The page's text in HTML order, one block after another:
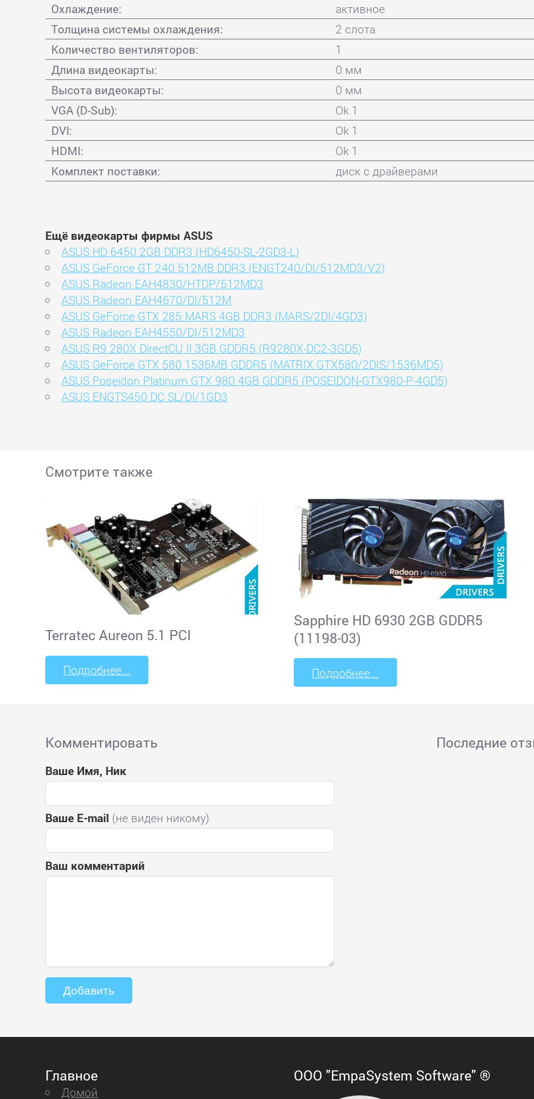
Охлаждение:
активное
Толщина системы охлаждения:
2 слота
Количество вентиляторов:
1
Длина видеокарты:
0 мм
Высота видеокарты:
0 мм
VGA (D-Sub):
Ok 1
DVI:
Ok 1
HDMI:
Ok 1
Комплект поставки:
диск с драйверами
Ещё видеокарты фирмы ASUS
ASUS HD 6450 2GB DDR3 (HD6450-SL-2GD3-L)
ASUS GeForce GT 240 512MB DDR3 (ENGT240/DI/512MD3/V2)
ASUS Radeon EAH4830/HTDP/512MD3
ASUS Radeon EAH4670/DI/512M
ASUS GeForce GTX 285 MARS 4GB DDR3 (MARS/2DI/4GD3)
ASUS Radeon EAH4550/DI/512MD3
ASUS R9 280X DirectCU II 3GB GDDR5 (R9280X-DC2-3GD5)
ASUS GeForce GTX 580 1536MB GDDR5 (MATRIX GTX580/2DIS/1536MD5)
ASUS Poseidon Platinum GTX 980 4GB GDDR5 (POSEIDON-GTX980-P-4GD5)
ASUS ENGTS450 DC SL/DI/1GD3
Смотрите также
Terratec Aureon 5.1 PCI
Подробнее...
Sapphire HD 6930 2GB GDDR5
(11198-03)
Подробнее...
Комментировать
Ваше Имя, Ник
Ваше E-mail (не виден никому)
Ваш комментарий
Последние
Главное
Домой
ООО "EmpaSystem Software" ®